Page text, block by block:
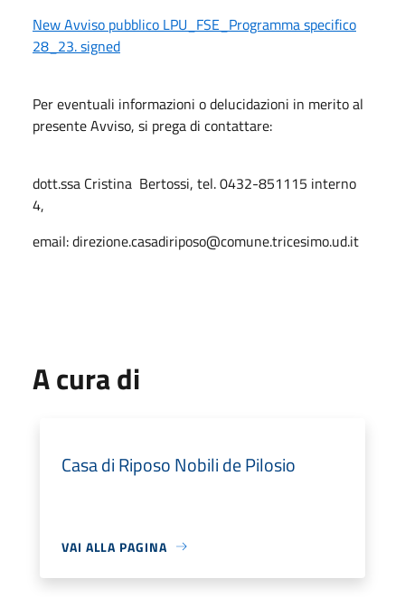
New Avviso pubblico LPU_FSE_Programma specifico
28_23. signed
Per eventuali informazioni o delucidazioni in merito al
presente Avviso, si prega di contattare:
dott.ssa Cristina Bertossi, tel. 0432-851115 interno
4,
email: direzione.casadiriposo@comune.tricesimo.ud.it
A cura di
Casa di Riposo Nobili de Pilosio
VAI ALLA PAGINA